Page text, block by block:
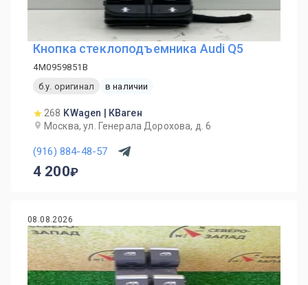
Кнопка стеклоподъемника Audi Q5
4M0959851B
б.у. оригинал
в наличии
268 KWagen | КВаген
Москва, ул. Генерала Дорохова, д. 6
(916) 884-48-57
4 200
08.08.2026